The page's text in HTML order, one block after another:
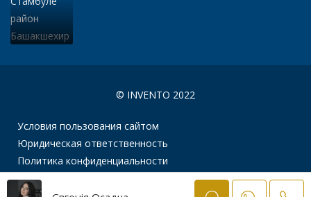
© INVENTO 2022
Условия пользования сайтом
Юридическая ответственность
Политика конфиденциальности